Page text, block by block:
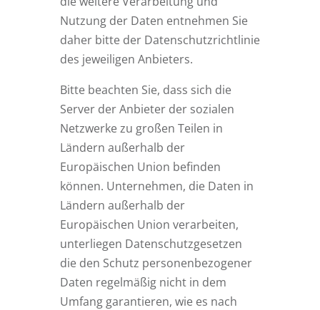
Nutzung der Daten entnehmen Sie
daher bitte der Datenschutzrichtlinie
des jeweiligen Anbieters.
Bitte beachten Sie, dass sich die
Server der Anbieter der sozialen
Netzwerke zu großen Teilen in
Ländern außerhalb der
Europäischen Union befinden
können. Unternehmen, die Daten in
Ländern außerhalb der
Europäischen Union verarbeiten,
unterliegen Datenschutzgesetzen
die den Schutz personenbezogener
Daten regelmäßig nicht in dem
Umfang garantieren, wie es nach